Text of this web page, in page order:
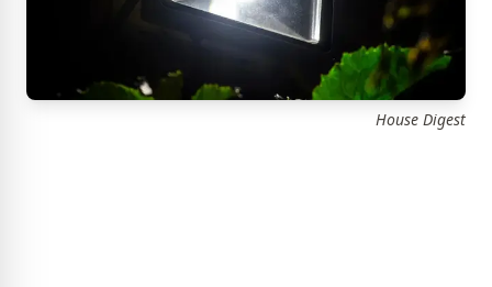
House Digest